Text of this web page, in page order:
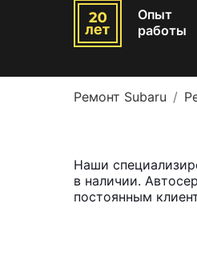
Опыт
работы
Ремонт Subaru
Наши
в наличии.
постоянным